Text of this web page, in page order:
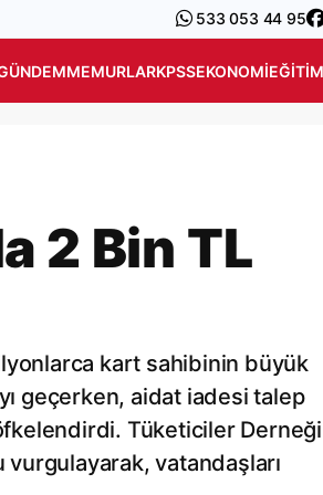
533 053 44 95
MEMURLARKPSSEKONOMIEĞITIM
2 Bin TL
kart sahibinin büyük
geçerken, aidat iadesi talep
Tüketiciler Derneği
vurgulayarak, vatandaşları